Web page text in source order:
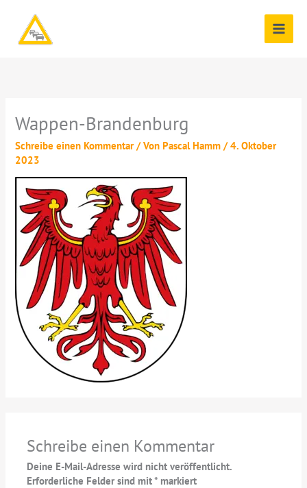
springen
Wappen-Brandenburg
Schreibe einen Kommentar / VonPascal Hamm/4. Oktober
2023
Schreibe einen Kommentar
Deine E-Mail-Adresse wird nicht veröffentlicht.
Erforderliche Felder sind mit* markiert